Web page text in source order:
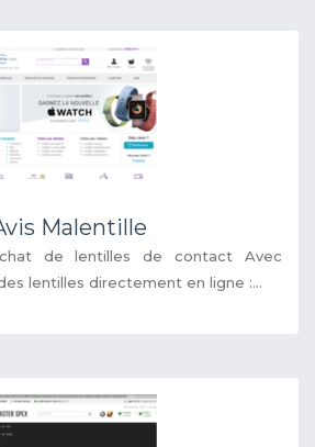
Malentille
de lentilles de contact Avec
lentilles directement en ligne :...